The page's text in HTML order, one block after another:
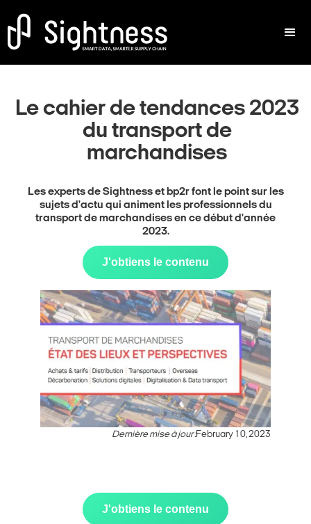
Le cahier de tendances 2023
du transport de
marchandises
Les experts de Sightness et bp2r font le point sur les
sujets d'actu qui animent les professionnels du
transport de marchandises en ce début d'année
2023.
J'obtiens le contenu
Dernière mise à jour :February 10, 2023
J'obtiens le contenu